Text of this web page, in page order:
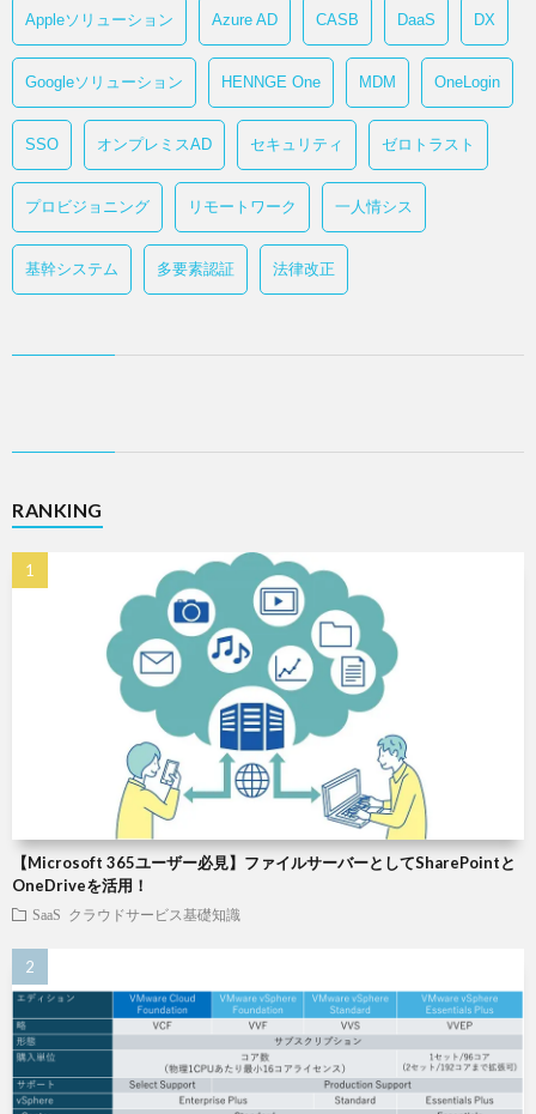
Appleソリューション Azure AD CASB DaaS DX
Googleソリューション HENNGE One MDM OneLogin
SSO オンプレミスAD セキュリティ ゼロトラスト
プロビジョニング リモートワーク 一人情シス
基幹システム 多要素認証 法律改正
RANKING
【Microsoft 365ユーザー必見】ファイルサーバーとしてSharePointと
OneDriveを活用！
SaaS クラウドサービス基礎知識